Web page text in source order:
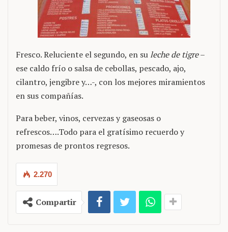
Fresco. Reluciente el segundo, en suleche de tigre–
ese caldo frío o salsa de cebollas, pescado, ajo,
cilantro, jengibre y…-, con los mejores miramientos
en sus compañías.
Para beber, vinos, cervezas y gaseosas o
refrescos….Todo para el gratísimo recuerdo y
promesas de prontos regresos.
2.270
Compartir